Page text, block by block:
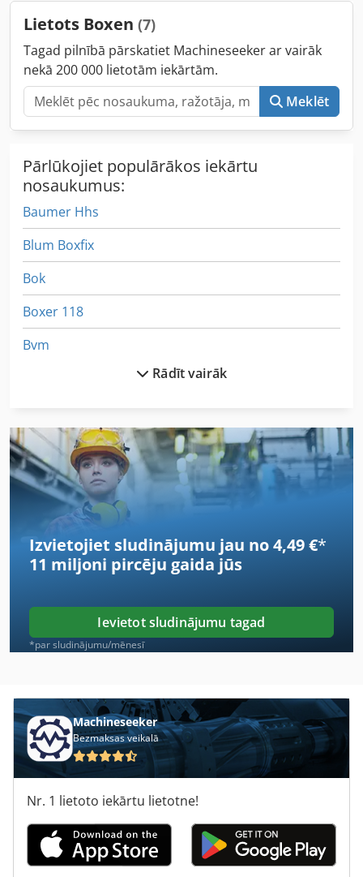
Lietots Boxen (7)
Tagad pilnībā pārskatiet Machineseeker ar vairāk
nekā 200 000 lietotām iekārtām.
Meklēt
Pārlūkojiet populārākos iekārtu
nosaukumus:
Baumer Hhs
Blum Boxfix
Bok
Boxer 118
Bvm
Dzesēšanas Piekabe
Dēļu Paletes
Ebeha
Esd Kiste
Hpp
Kdp
Krēslu Nesa
Kārtu Žurnāls Nailer
Pacelšanas Rāmis
Palamides
Paliktnis
Pašizgāzēju
Rādīt vairāk
Izvietojiet sludinājumu jau no 4,49 €*
11 miljoni pircēju gaida jūs
Ievietot sludinājumu tagad
*par sludinājumu/mēnesī
Machineseeker
Bezmaksas veikalā
Nr. 1 lietoto iekārtu lietotne!